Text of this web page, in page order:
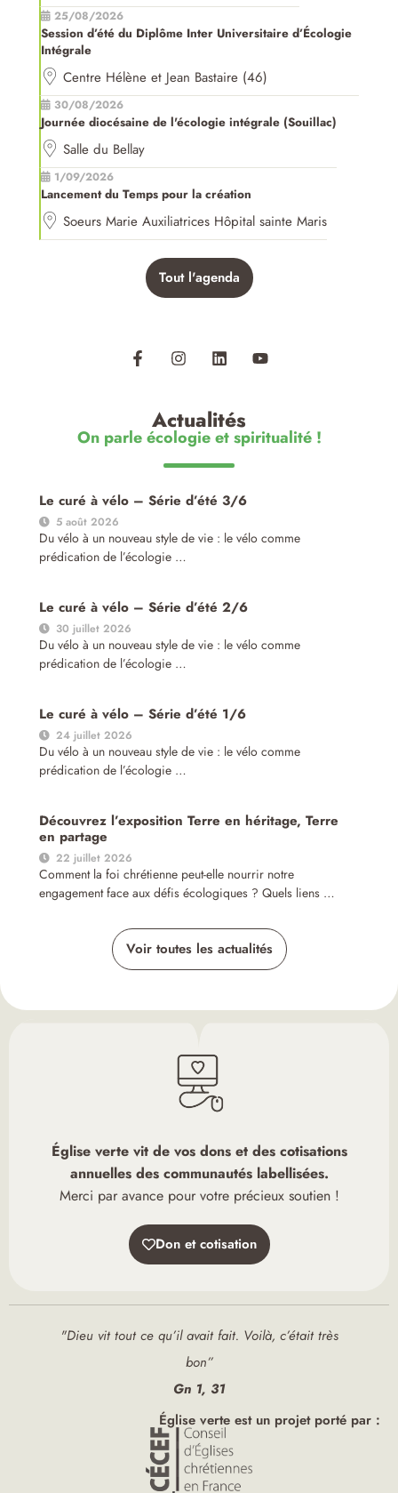
25/08/2026
Session d’été du Diplôme Inter Universitaire d’Écologie
Intégrale
Centre Hélène et Jean Bastaire (46)
30/08/2026
Journée diocésaine de l'écologie intégrale (Souillac)
Salle du Bellay
1/09/2026
Lancement du Temps pour la création
Soeurs Marie Auxiliatrices Hôpital sainte Maris
Tout l'agenda
Actualités
On parle écologie et spiritualité !
Le curé à vélo – Série d’été 3/6
5 août 2026
Du vélo à un nouveau style de vie : le vélo comme
prédication de l’écologie …
Le curé à vélo – Série d’été 2/6
30 juillet 2026
Du vélo à un nouveau style de vie : le vélo comme
prédication de l’écologie …
Le curé à vélo – Série d’été 1/6
24 juillet 2026
Du vélo à un nouveau style de vie : le vélo comme
prédication de l’écologie …
Découvrez l’exposition Terre en héritage, Terre
en partage
22 juillet 2026
Comment la foi chrétienne peut-elle nourrir notre
engagement face aux défis écologiques ? Quels liens …
Voir toutes les actualités
Église verte vit de vos dons et des cotisations
annuelles des communautés labellisées.
Merci par avance pour votre précieux soutien !
Don et cotisation
"Dieu vit tout ce qu’il avait fait. Voilà, c’était très
bon”
Gn 1, 31
Église verte est un projet porté par :